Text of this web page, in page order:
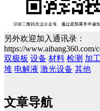
另外欢迎加入通讯录：
https://www.aibang360.com/
双极板 设备 材料 检测 加工
堆 电解液 激光设备 其他
文章导航